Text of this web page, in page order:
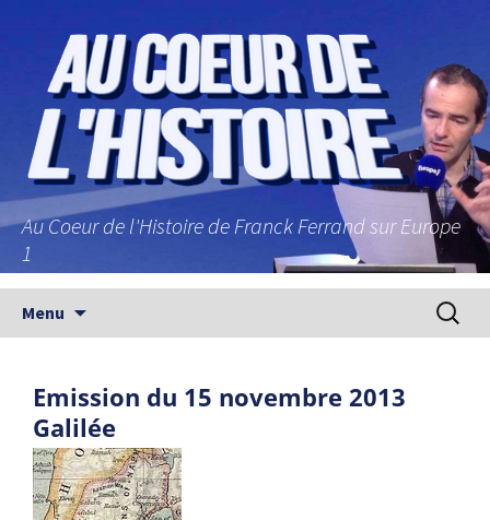
Au Coeur de l'Histoire de Franck Ferrand sur Europe
1
Menu
Emission du 15 novembre 2013
Galilée